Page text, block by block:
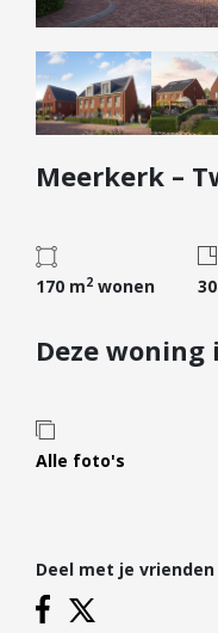
Internationaal
Nieuwbouw
Bedrijfsaanbod
Diensten
Kopen
Huren
Verhuren
Verzekeren
Projectontwikkelaars
Hypotheekadvies
Hypotheek
Meerkerk –
170 m2 wonen
Deze
Alle foto's
Deel met je vrienden